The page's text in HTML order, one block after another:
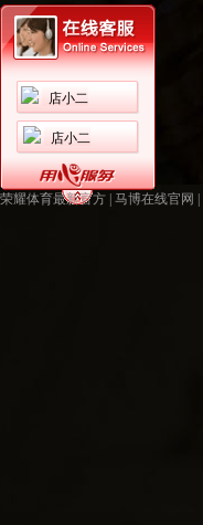
店小二
店小二
荣耀体育最新官方 马博在线官网